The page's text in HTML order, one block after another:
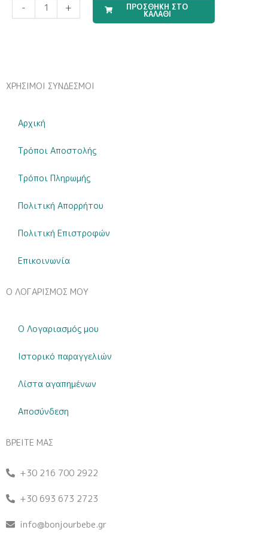
-
Αξεσουάρ
θέμα
Bonjour
+ ΠΡΟΣΘΗΚΗ ΣΤΟ
ΚΑΛΑΘΙ
ΧΡΗΣΙΜΟΙ ΣΥΝΔΕΣΜΟΙ
Αρχική
Τρόποι Αποστολής
Τρόποι Πληρωμής
Πολιτική Απορρήτου
Πολιτική Επιστροφών
Επικοινωνία
Ο ΛΟΓΑΡΙΣΜΟΣ ΜΟΥ
Ο Λογαριασμός μου
Ιστορικό παραγγελιών
Λίστα αγαπημένων
Αποσύνδεση
ΒΡΕΙΤΕ ΜΑΣ
+30 216 700 2922
+30 693 673 2723
info@bonjourbebe.gr